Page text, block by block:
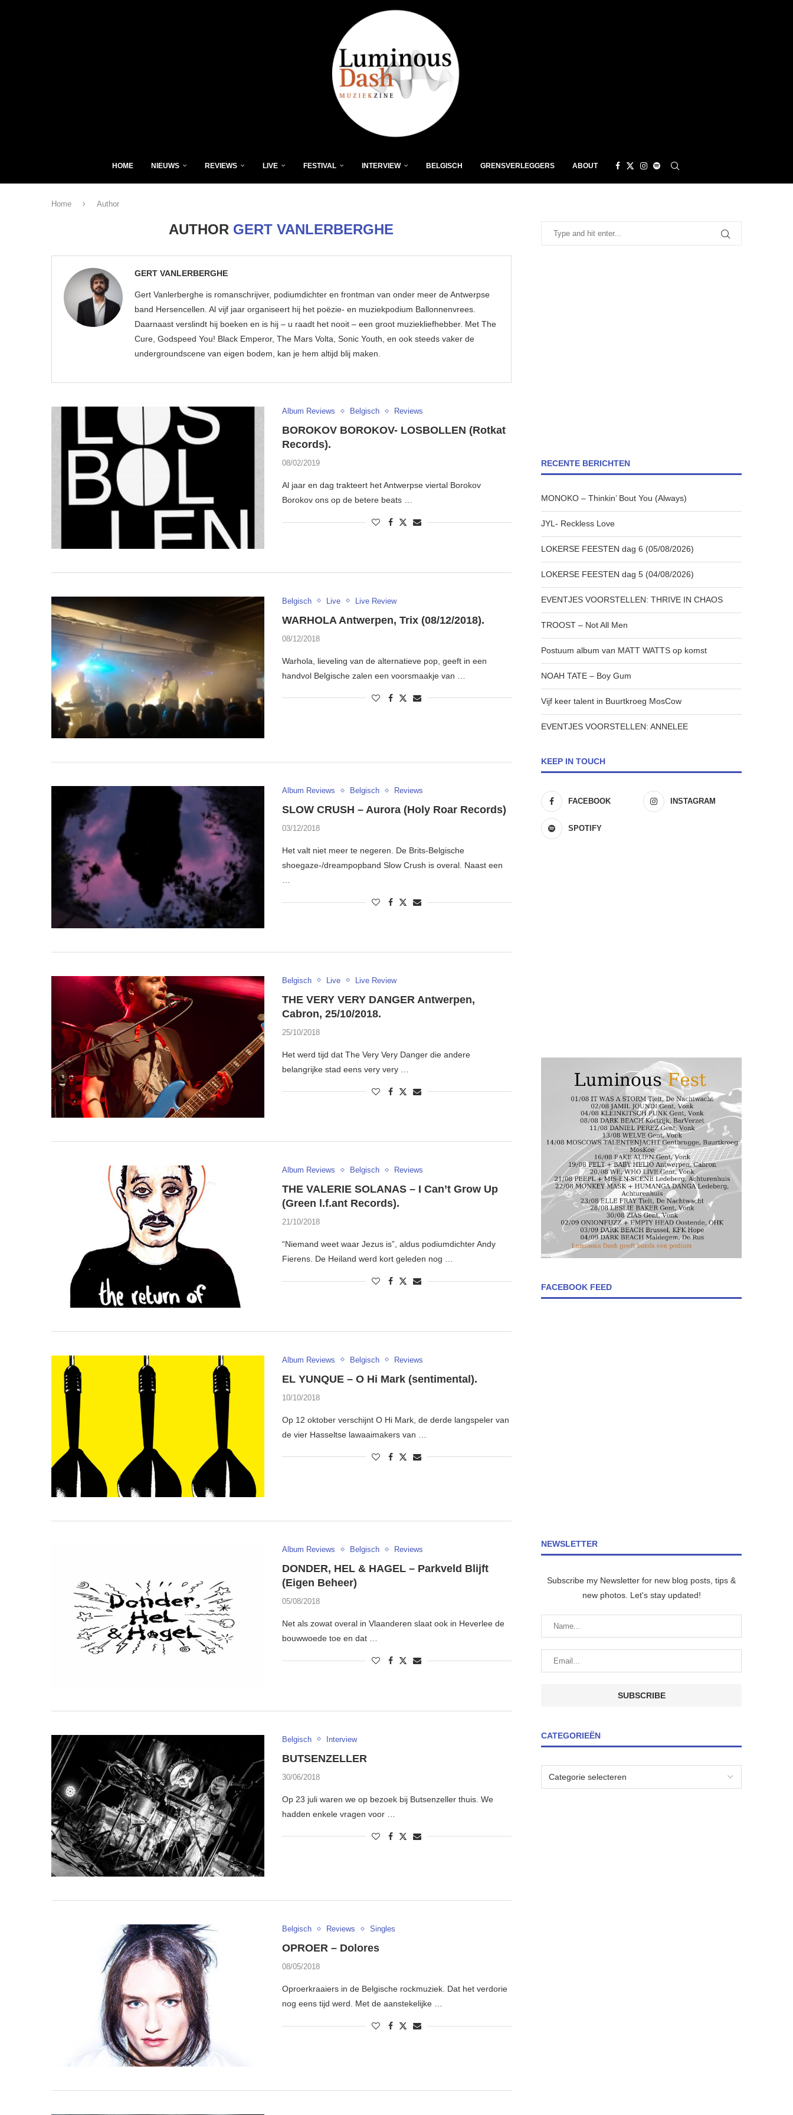
HOME NIEUWS REVIEWS LIVE FESTIVAL INTERVIEW BELGISCH GRENSVERLEGGERS ABOUT
Home Author
AUTHOR GERT VANLERBERGHE
GERT VANLERBERGHE
Gert Vanlerberghe is romanschrijver, podiumdichter en frontman van onder meer de Antwerpse
band Hersencellen. Al vijf jaar organiseert hij het poëzie- en muziekpodium Ballonnenvrees.
Daarnaast verslindt hij boeken en is hij – u raadt het nooit – een groot muziekliefhebber. Met The
Cure, Godspeed You! Black Emperor, The Mars Volta, Sonic Youth, en ook steeds vaker de
undergroundscene van eigen bodem, kan je hem altijd blij maken.
Album Reviews Belgisch Reviews
BOROKOV BOROKOV- LOSBOLLEN (Rotkat
Records).
08/02/2019
Al jaar en dag trakteert het Antwerpse viertal Borokov
Borokov ons op de betere beats …
Belgisch Live Live Review
WARHOLA Antwerpen, Trix (08/12/2018).
08/12/2018
Warhola, lieveling van de alternatieve pop, geeft in een
handvol Belgische zalen een voorsmaakje van …
Album Reviews Belgisch Reviews
SLOW CRUSH – Aurora (Holy Roar Records)
03/12/2018
Het valt niet meer te negeren. De Brits-Belgische
shoegaze-/dreampopband Slow Crush is overal. Naast een
…
Belgisch Live Live Review
THE VERY VERY DANGER Antwerpen,
Cabron, 25/10/2018.
25/10/2018
Het werd tijd dat The Very Very Danger die andere
belangrijke stad eens very very …
Album Reviews Belgisch Reviews
THE VALERIE SOLANAS – I Can’t Grow Up
(Green l.f.ant Records).
21/10/2018
“Niemand weet waar Jezus is”, aldus podiumdichter Andy
Fierens. De Heiland werd kort geleden nog …
Album Reviews Belgisch Reviews
EL YUNQUE – O Hi Mark (sentimental) .
10/10/2018
Op 12 oktober verschijnt O Hi Mark, de derde langspeler van
de vier Hasseltse lawaaimakers van …
Album Reviews Belgisch Reviews
DONDER, HEL & HAGEL – Parkveld Blijft
(Eigen Beheer)
05/08/2018
Net als zowat overal in Vlaanderen slaat ook in Heverlee de
bouwwoede toe en dat …
Belgisch Interview
BUTSENZELLER
30/06/2018
Op 23 juli waren we op bezoek bij Butsenzeller thuis. We
hadden enkele vragen voor …
Belgisch Reviews Singles
OPROER – Dolores
08/05/2018
Oproerkraaiers in de Belgische rockmuziek. Dat het verdorie
nog eens tijd werd. Met de aanstekelijke …
RECENTE BERICHTEN
MONOKO – Thinkin’ Bout You (Always)
JYL- Reckless Love
LOKERSE FEESTEN dag 6 (05/08/2026)
LOKERSE FEESTEN dag 5 (04/08/2026)
EVENTJES VOORSTELLEN: THRIVE IN CHAOS
TROOST – Not All Men
Postuum album van MATT WATTS op komst
NOAH TATE – Boy Gum
Vijf keer talent in Buurtkroeg MosCow
EVENTJES VOORSTELLEN: ANNELEE
KEEP IN TOUCH
FACEBOOK INSTAGRAM
SPOTIFY
FACEBOOK FEED
NEWSLETTER
Subscribe my Newsletter for new blog posts, tips &
new photos. Let's stay updated!
CATEGORIEËN